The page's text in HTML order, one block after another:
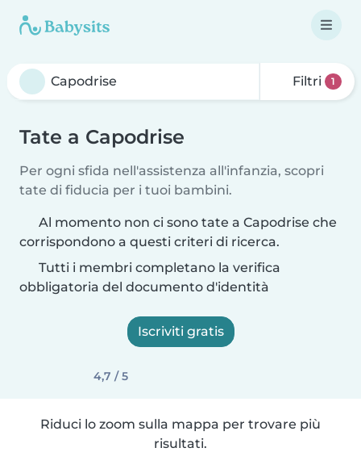
Filtri 1
Tate a Capodrise
Per ogni sfida nell'assistenza all'infanzia, scopri
tate di fiducia per i tuoi bambini.
Al momento non ci sono tate a Capodrise che
corrispondono a questi criteri di ricerca.
Tutti i membri completano la verifica
obbligatoria del documento d'identità
Iscriviti gratis
4,7 / 5
Riduci lo zoom sulla mappa per trovare più
risultati.